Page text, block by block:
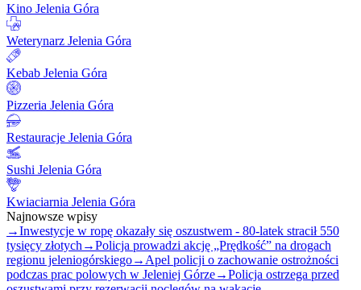
Kino Jelenia Góra
Weterynarz Jelenia Góra
Kebab Jelenia Góra
Pizzeria Jelenia Góra
Restauracje Jelenia Góra
Sushi Jelenia Góra
Kwiaciarnia Jelenia Góra
Najnowsze wpisy
→Inwestycje w ropę okazały się oszustwem - 80-latek stracił 550
tysięcy złotych →Policja prowadzi akcję „Prędkość” na drogach
regionu jeleniogórskiego→ Apel policji o zachowanie ostrożności
podczas prac polowych w Jeleniej Górze→Policja ostrzega przed